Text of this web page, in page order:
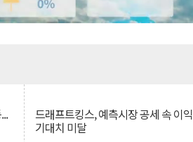
드래프트킹스, 예측시장 공세 속 이익
기대치 미달